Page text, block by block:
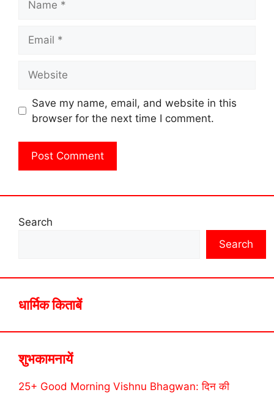
Save my name, email, and website in this
browser for the next time I comment.
Search
Search
धार्मिक किताबें
शुभकामनायें
25+ Good Morning Vishnu Bhagwan: दिन की